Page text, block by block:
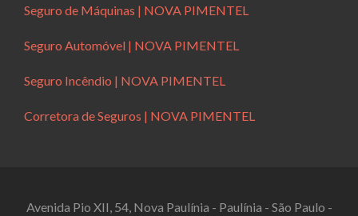
Seguro de Máquinas | NOVA PIMENTEL
Seguro Automóvel | NOVA PIMENTEL
Seguro Incêndio | NOVA PIMENTEL
Corretora de Seguros | NOVA PIMENTEL
Avenida Pio XII, 54, Nova Paulínia - Paulínia - São Paulo -